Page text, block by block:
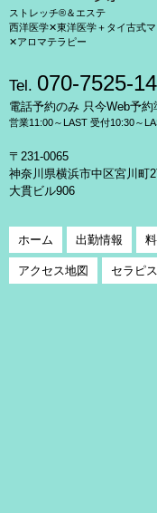
ストレッチ®＆エステ
西洋医学✕東洋医学＋タイ古式
✕アロマテラピー
Tel. 070-7525-
電話予約のみ 只今Web予約
営業11:00～LAST 受付10:30～
〒231-0065
神奈川県横浜市中区宮川町
大貫ビル906
ホーム 出勤情報
アクセス地図 セラピ